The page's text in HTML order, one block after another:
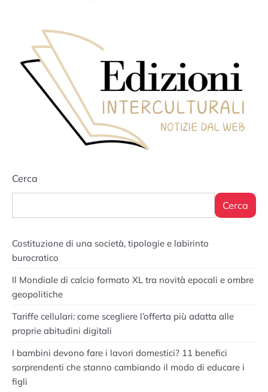
Cerca
Cerca
Costituzione di una società, tipologie e labirinto
burocratico
Il Mondiale di calcio formato XL tra novità epocali e ombre
geopolitiche
Tariffe cellulari: come scegliere l’offerta più adatta alle
proprie abitudini digitali
I bambini devono fare i lavori domestici? 11 benefici
sorprendenti che stanno cambiando il modo di educare i
figli